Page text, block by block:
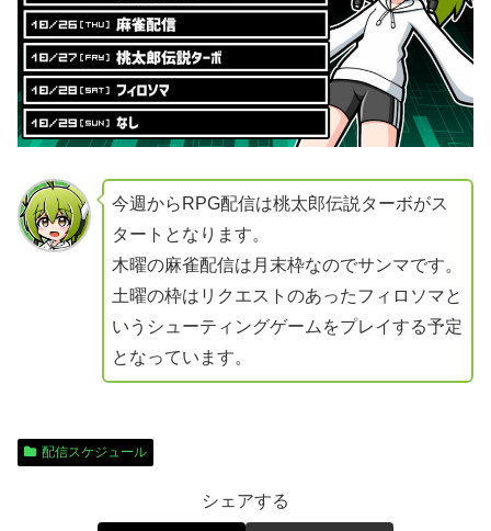
今週からRPG配信は桃太郎伝説ターボがス
タートとなります。
木曜の麻雀配信は月末枠なのでサンマです。
土曜の枠はリクエストのあったフィロソマと
いうシューティングゲームをプレイする予定
となっています。
配信スケジュール
シェアする